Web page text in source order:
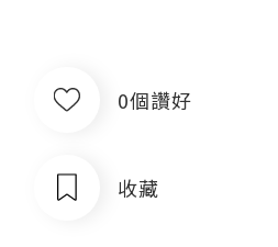
0個讚好
收藏